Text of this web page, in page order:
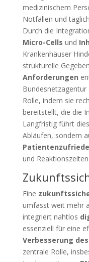
medizinischem
Notfällen und
Durch die
Micro-Cells und
Krankenhäuser
strukturelle
Anforderungen
Rolle, indem sie
bereitstellt, die die
Langfristig führt
Abläufen, sondern
und
Eine
umfasst weit mehr
integriert nahtlos
essenziell für eine
Verbesserung
zentrale Rolle,